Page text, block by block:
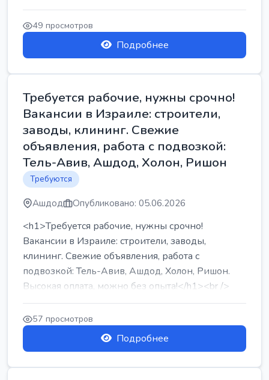
...
49 просмотров
Подробнее
Требуется рабочие, нужны срочно!
Вакансии в Израиле: строители,
заводы, клининг. Свежие
объявления, работа с подвозкой:
Тель-Авив, Ашдод, Холон, Ришон
Требуются
Ашдод Опубликовано: 05.06.2026
<h1>Требуется рабочие, нужны срочно!
Вакансии в Израиле: строители, заводы,
клининг. Свежие объявления, работа с
подвозкой: Тель-Авив, Ашдод, Холон, Ришон.
Высокая оплата, можно без опыта!</h1><br />
...
57 просмотров
Подробнее